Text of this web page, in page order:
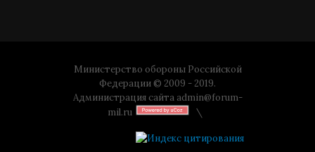
Министерство обороны Российской
Федерации © 2009 - 2019.
Администрация сайта admin@forum-
mil.ru